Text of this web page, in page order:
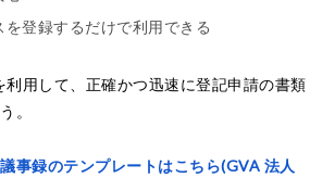
を登録するだけで利用できる
利用して、正確かつ迅速に登記申請の書類
。
事録のテンプレートはこちら(GVA 法人